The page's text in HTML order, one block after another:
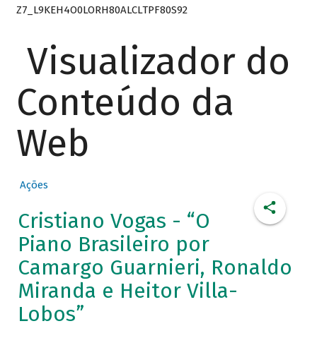
Z7_L9KEH4O0LORH80ALCLTPF80S92
Visualizador do
Conteúdo da
Web
Ações
Cristiano Vogas - “O
Piano Brasileiro por
Camargo Guarnieri, Ronaldo
Miranda e Heitor Villa-
Lobos”